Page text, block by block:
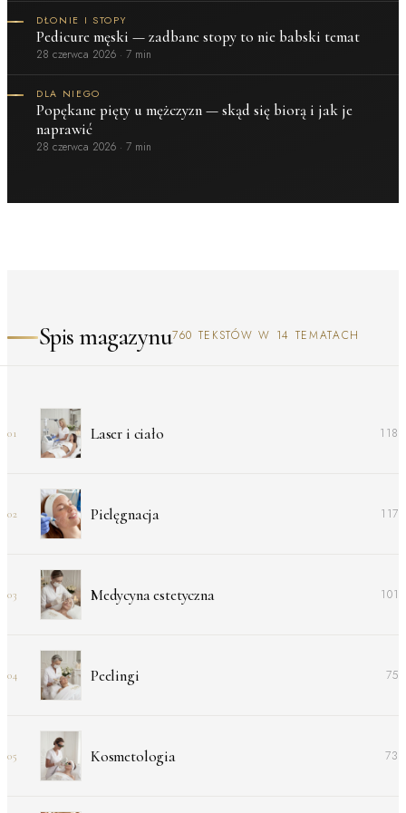
DŁONIE I STOPY
Pedicure męski — zadbane stopy to nie babski temat
28 czerwca 2026 · 7 min
DLA NIEGO
Popękane pięty u mężczyzn — skąd się biorą i jak je
naprawić
28 czerwca 2026 · 7 min
Spis magazynu760 TEKSTÓW W 14 TEMATACH
01 Laser i ciało 118
02 Pielęgnacja 117
03 Medycyna estetyczna 101
04 Peelingi 75
05 Kosmetologia 73